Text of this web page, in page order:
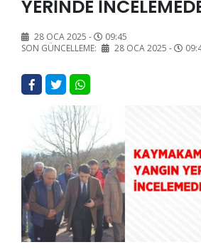
YERİNDE
28 OCA 2025 -
09:45
SON GÜNCELLEME:
28 OCA 2025 -